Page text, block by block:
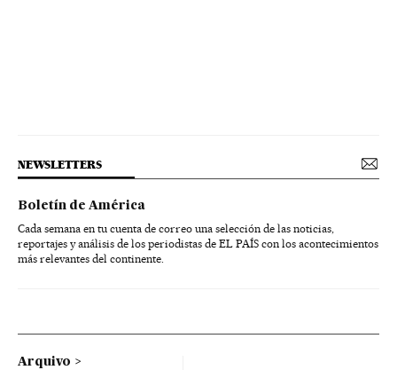
NEWSLETTERS
Boletín de América
Cada semana en tu cuenta de correo una selección de las noticias,
reportajes y análisis de los periodistas de EL PAÍS con los acontecimientos
más relevantes del continente.
Arquivo